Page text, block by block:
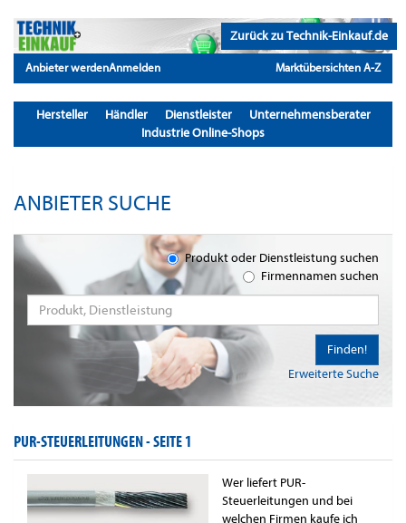
Zurück zu Technik-Einkauf.de
Anbieter werdenAnmelden Marktübersichten A-Z
Hersteller Händler Dienstleister
Unternehmensberater
Industrie Online-Shops
ANBIETER SUCHE
Produkt oder Dienstleistung suchen
Firmennamen suchen
Erweiterte Suche
Finden!
PUR-STEUERLEITUNGEN -SEITE 1
Wer liefert PUR-
Steuerleitungen und bei
welchen Firmen kaufe ich